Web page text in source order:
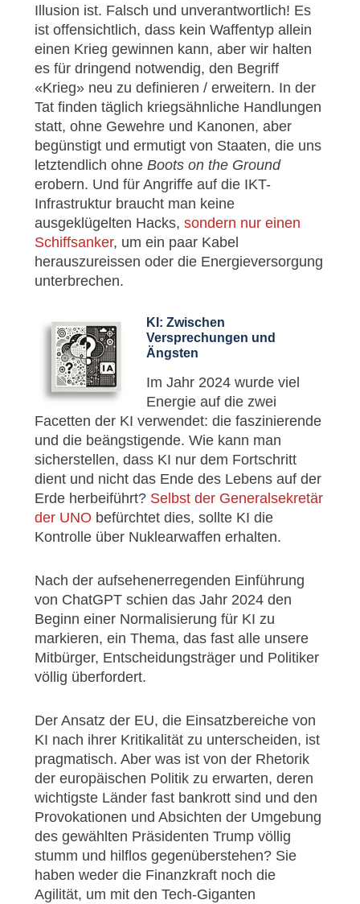
Illusion ist. Falsch und unverantwortlich! Es
ist offensichtlich, dass kein Waffentyp allein
einen Krieg gewinnen kann, aber wir halten
es für dringend notwendig, den Begriff
«Krieg» neu zu definieren / erweitern. In der
Tat finden täglich kriegsähnliche Handlungen
statt, ohne Gewehre und Kanonen, aber
begünstigt und ermutigt von Staaten, die uns
letztendlich ohne Boots on the Ground
erobern. Und für Angriffe auf die IKT-
Infrastruktur braucht man keine
ausgeklügelten Hacks, sondern nur einen
Schiffsanker, um ein paar Kabel
herauszureissen oder die Energieversorgung
unterbrechen.
KI: Zwischen
Versprechungen und
Ängsten
Im Jahr 2024 wurde viel
Energie auf die zwei
Facetten der KI verwendet: die faszinierende
und die beängstigende. Wie kann man
sicherstellen, dass KI nur dem Fortschritt
dient und nicht das Ende des Lebens auf der
Erde herbeiführt? Selbst der Generalsekretär
der UNO befürchtet dies, sollte KI die
Kontrolle über Nuklearwaffen erhalten.
Nach der aufsehenerregenden Einführung
von ChatGPT schien das Jahr 2024 den
Beginn einer Normalisierung für KI zu
markieren, ein Thema, das fast alle unsere
Mitbürger, Entscheidungsträger und Politiker
völlig überfordert.
Der Ansatz der EU, die Einsatzbereiche von
KI nach ihrer Kritikalität zu unterscheiden, ist
pragmatisch. Aber was ist von der Rhetorik
der europäischen Politik zu erwarten, deren
wichtigste Länder fast bankrott sind und den
Provokationen und Absichten der Umgebung
des gewählten Präsidenten Trump völlig
stumm und hilflos gegenüberstehen? Sie
haben weder die Finanzkraft noch die
Agilität, um mit den Tech-Giganten